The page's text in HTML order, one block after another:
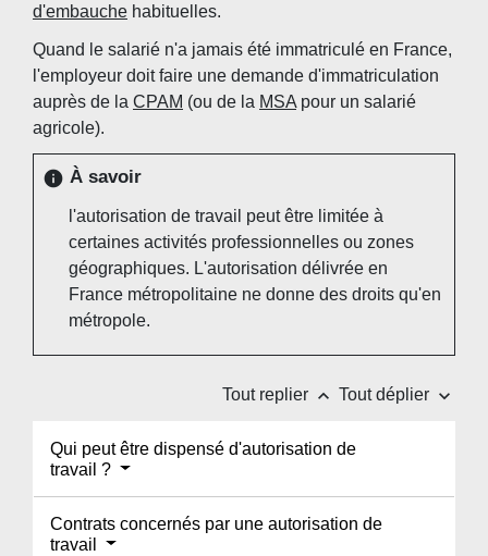
d'embauche habituelles.
Quand le salarié n'a jamais été immatriculé en France,
l'employeur doit faire une demande d'immatriculation
auprès de la CPAM (ou de la MSA pour un salarié
agricole).
info À savoir
l'autorisation de travail peut être limitée à
certaines activités professionnelles ou zones
géographiques. L'autorisation délivrée en
France métropolitaine ne donne des droits qu'en
métropole.
Tout replier keyboard_arrow_up Tout déplier keyboard_arrow_down
Qui peut être dispensé d'autorisation de
travail ?
Contrats concernés par une autorisation de
travail